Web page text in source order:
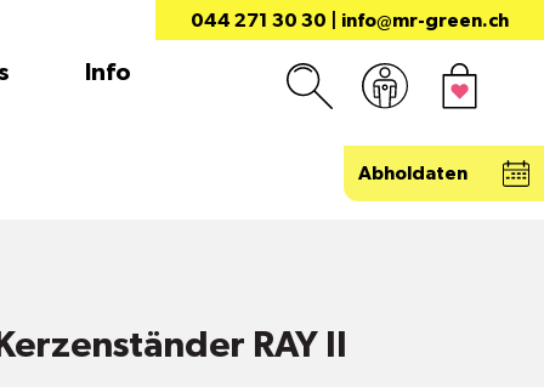
044 271 30 30 info@mr-green.ch
Info
Abholdaten
RAY II